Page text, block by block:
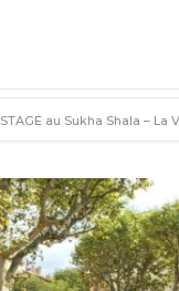
STAGE au Sukha Shala – La